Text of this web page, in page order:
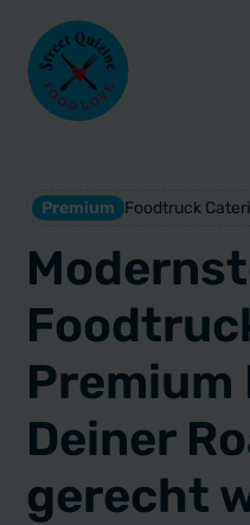
Premium Foodtruck
Premium
Deiner
gerecht